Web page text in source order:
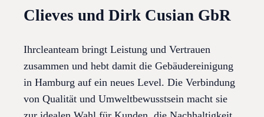
Clieves und Dirk Cusian GbR
Ihrcleanteam bringt Leistung und Vertrauen
zusammen und hebt damit die Gebäudereinigung
in Hamburg auf ein neues Level. Die Verbindung
von Qualität und Umweltbewusstsein macht sie